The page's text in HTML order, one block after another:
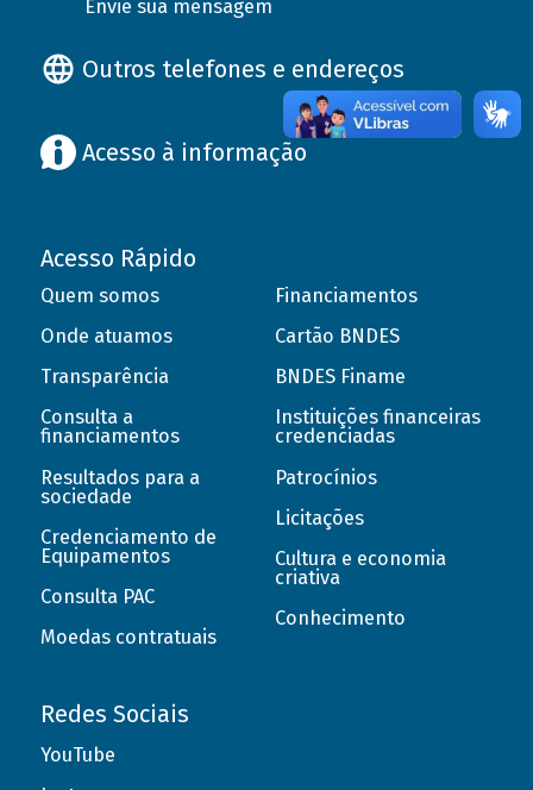
Envie sua mensagem
Outros telefones e endereços
Acesso à informação
Acesso Rápido
Quem somos
Onde atuamos
Transparência
Consulta a
financiamentos
Resultados para a
sociedade
Credenciamento de
Equipamentos
Consulta PAC
Moedas contratuais
Financiamentos
Cartão BNDES
BNDES Finame
Instituições financeiras
credenciadas
Patrocínios
Licitações
Cultura e economia
criativa
Conhecimento
Redes Sociais
YouTube